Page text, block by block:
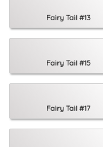
Fairy Tail #13
Fairy Tail #15
Fairy Tail #17